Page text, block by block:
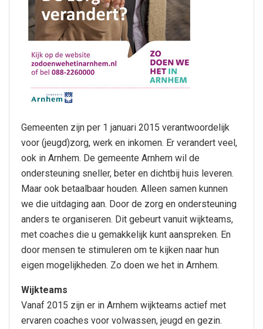
Gemeenten zijn per 1 januari 2015 verantwoordelijk
voor (jeugd)zorg, werk en inkomen. Er verandert veel,
ook in Arnhem. De gemeente Arnhem wil de
ondersteuning sneller, beter en dichtbij huis leveren.
Maar ook betaalbaar houden. Alleen samen kunnen
we die uitdaging aan. Door de zorg en ondersteuning
anders te organiseren. Dit gebeurt vanuit wijkteams,
met coaches die u gemakkelijk kunt aanspreken. En
door mensen te stimuleren om te kijken naar hun
eigen mogelijkheden. Zo doen we het in Arnhem.
Wijkteams
Vanaf 2015 zijn er in Arnhem wijkteams actief met
ervaren coaches voor volwassen, jeugd en gezin.